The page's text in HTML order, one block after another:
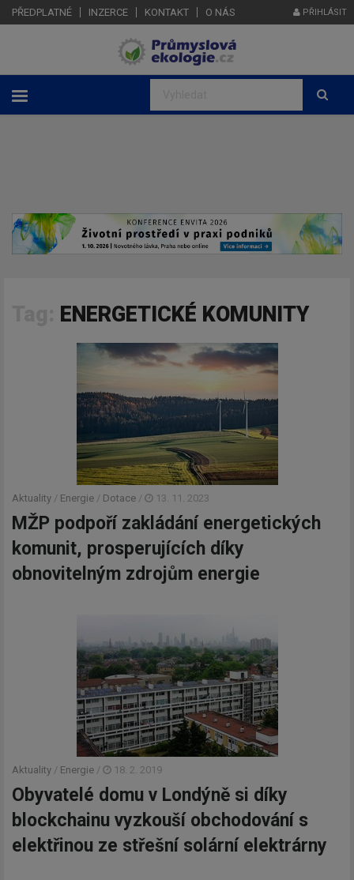
PŘEDPLATNÉ INZERCE KONTAKT O NÁS PŘIHLÁSIT
ENERGETICKÉ KOMUNITY
Aktuality / Energie / Dotace / 13. 11. 2023
MŽP podpoří zakládání energetických
komunit, prosperujících díky
obnovitelným zdrojům energie
Aktuality / Energie / 18. 2. 2019
Obyvatelé domu v Londýně si díky
blockchainu vyzkouší obchodování s
elektřinou ze střešní solární elektrárny